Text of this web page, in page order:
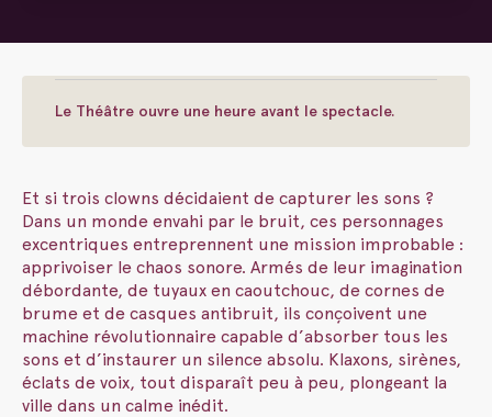
Le Théâtre ouvre une heure avant le spectacle.
Et si trois clowns décidaient de capturer les sons ?
Dans un monde envahi par le bruit, ces personnages
excentriques entreprennent une mission improbable :
apprivoiser le chaos sonore. Armés de leur imagination
débordante, de tuyaux en caoutchouc, de cornes de
brume et de casques antibruit, ils conçoivent une
machine révolutionnaire capable d’absorber tous les
sons et d’instaurer un silence absolu. Klaxons, sirènes,
éclats de voix, tout disparaît peu à peu, plongeant la
ville dans un calme inédit.